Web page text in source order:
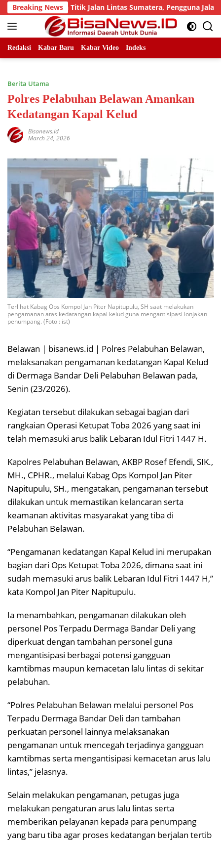
Skip
to
content
Breaking News
Sejumlah Titik Jalan Lintas Sumatera, Pengguna Jalan diimbau
Redaksi Kabar Baru Kabar Video Indeks
Berita Utama
Polres Pelabuhan Belawan Amankan
Kedatangan Kapal Kelud
Bisanews.id
March 24, 2026
Terlihat Kabag Ops Kompol Jan Piter Napitupulu, SH saat melakukan
pengamanan atas kedatangan kapal kelud guna mengantisipasi lonjakan
penumpang. (Foto : ist)
Belawan | bisanews.id | Polres Pelabuhan Belawan,
melaksanakan pengamanan kedatangan Kapal Kelud
di Dermaga Bandar Deli Pelabuhan Belawan pada,
Senin (23/2026).
Kegiatan tersebut dilakukan sebagai bagian dari
rangkaian Operasi Ketupat Toba 2026 yang saat ini
telah memasuki arus balik Lebaran Idul Fitri 1447 H.
Kapolres Pelabuhan Belawan, AKBP Rosef Efendi, SIK.,
MH., CPHR., melalui Kabag Ops Kompol Jan Piter
Napitupulu, SH., mengatakan, pengamanan tersebut
dilakukan untuk memastikan kelancaran serta
keamanan aktivitas masyarakat yang tiba di
Pelabuhan Belawan.
“Pengamanan kedatangan Kapal Kelud ini merupakan
bagian dari Ops Ketupat Toba 2026, dimana saat ini
sudah memasuki arus balik Lebaran Idul Fitri 1447 H,”
kata Kompol Jan Piter Napitupulu.
Ia menambahkan, pengamanan dilakukan oleh
personel Pos Terpadu Dermaga Bandar Deli yang
diperkuat dengan tambahan personel guna
mengantisipasi berbagai potensi gangguan
kamtibmas maupun kemacetan lalu lintas di sekitar
pelabuhan.
“Polres Pelabuhan Belawan melalui personel Pos
Terpadu Dermaga Bandar Deli dan tambahan
perkuatan personel lainnya melaksanakan
pengamanan untuk mencegah terjadinya gangguan
kamtibmas serta mengantisipasi kemacetan arus lalu
lintas,” jelasnya.
Selain melakukan pengamanan, petugas juga
melakukan pengaturan arus lalu lintas serta
memberikan pelayanan kepada para penumpang
yang baru tiba agar proses kedatangan berjalan tertib